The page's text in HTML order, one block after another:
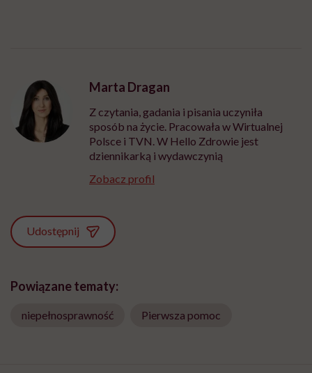
Marta Dragan
Z czytania, gadania i pisania uczyniła
sposób na życie. Pracowała w Wirtualnej
Polsce i TVN. W Hello Zdrowie jest
dziennikarką i wydawczynią
Zobacz profil
Udostępnij
Powiązane tematy:
niepełnosprawność Pierwsza pomoc